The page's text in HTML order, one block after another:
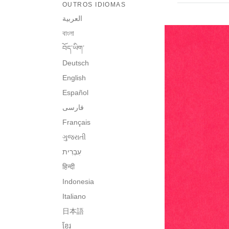
OUTROS IDIOMAS
العربية
বাংলা
བོད་ཡིག་
Deutsch
English
Español
فارسی
Français
ગુજરાતી
हिन्दी
Indonesia
Italiano
日本語
ខ្មែរ